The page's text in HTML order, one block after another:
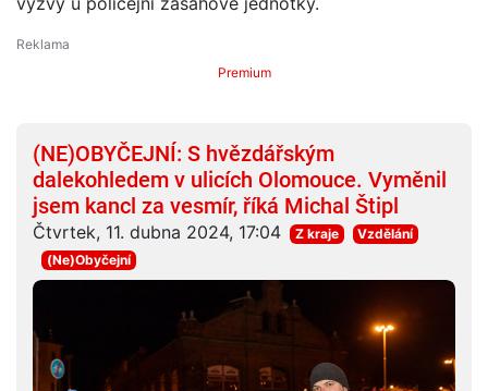
Premium
(NE)OBYČEJNÍ: S hvězdářským
dalekohledem v ulicích Olomouce. Vyměnil
jsem kancl za vesmír, říká Michal Štipl
Čtvrtek, 11. dubna 2024, 17:04 Z kraje
Vzdělání
(Ne)Obyčejní